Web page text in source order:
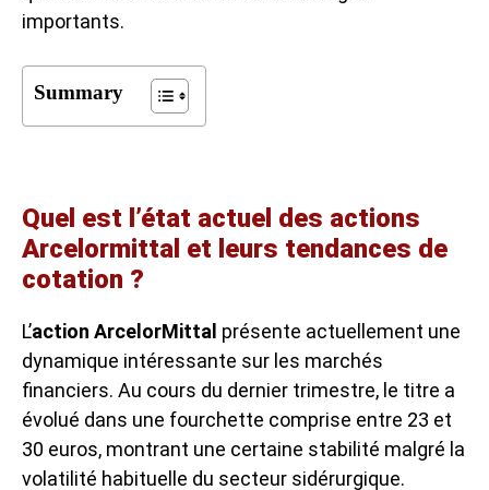
importants.
Summary
Quel est l’état actuel des actions
Arcelormittal et leurs tendances de
cotation ?
L’action ArcelorMittal présente actuellement une
dynamique intéressante sur les marchés
financiers. Au cours du dernier trimestre, le titre a
évolué dans une fourchette comprise entre 23 et
30 euros, montrant une certaine stabilité malgré la
volatilité habituelle du secteur sidérurgique.